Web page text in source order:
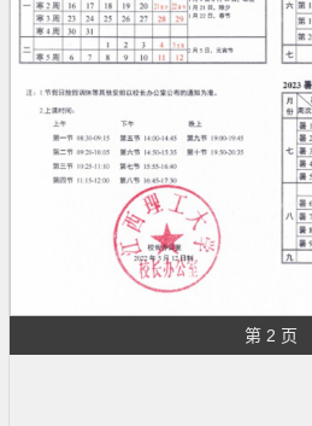
第 2 页